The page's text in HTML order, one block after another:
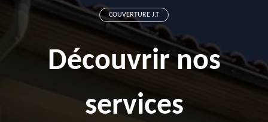
COUVERTURE J.T
Découvrir nos
services